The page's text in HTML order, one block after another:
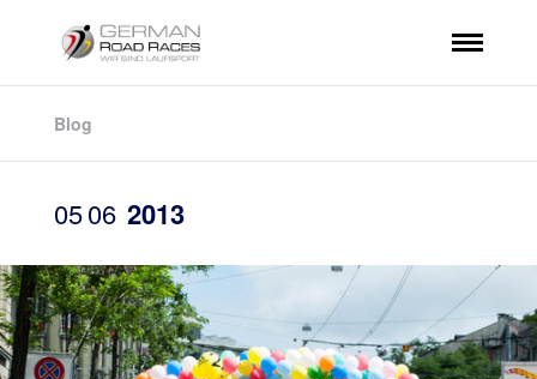
Blog
0506 2013